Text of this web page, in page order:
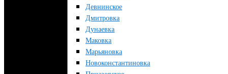
Девнинское
Дмитровка
Дунаевка
Маковка
Марьяновка
Новоконстантиновка